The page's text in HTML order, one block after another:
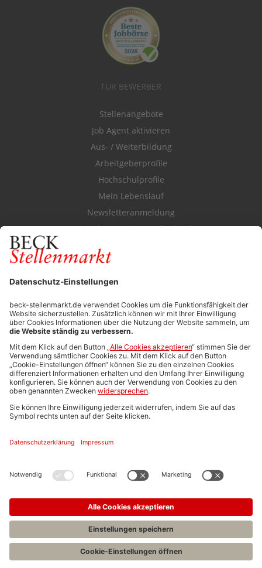
FÜR BEWERBER
Stellenangebote
Job Agent aktivieren
Aus- / Weiterbildung
Arbeitgeberprofile
Hochschulprofile
Mein Lebenslauf
Newsletteranmeldung
Durchsuchen Sie den Stellenkatalog
FÜR ARBEITGEBER
Stellenmarktpreise
Anzeigen-AGB
Media-Daten
Newsletteranmeldung
Produktübersicht
ALLGEMEIN
FAQs
Impressum
Stellenangebote C.H.BECK
Entwickelt durchJobiqo